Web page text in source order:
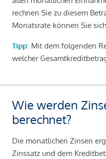
rechnen Sie zu diesem
Monatsrate können Sie
Tipp: Mit dem folgenden
welcher
Wie werden
berechnet?
Die monatlichen Zinsen
Zinssatz und dem